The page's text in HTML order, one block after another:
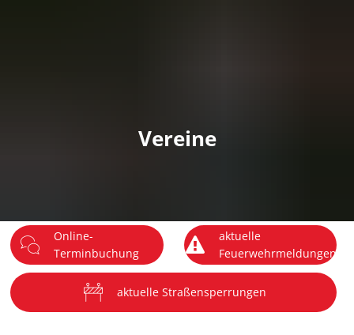
Vereine
Online-
Terminbuchung
aktuelle
Feuerwehrmeldungen
aktuelle Straßensperrungen